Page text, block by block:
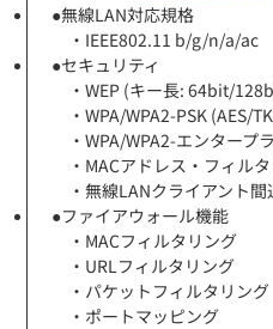
●無線LAN対応規格
・IEEE802.11 b/g/n/a/ac
●セキュリティ
・WEP (キー長: 64bit/
・WPA/WPA2-PSK (AES/
・WPA/WPA2-エンタープ
・MACアドレス・フィル
・無線LANクライアント
●ファイアウォール機能
・MACフィルタリング
・URLフィルタリング
・パケットフィルタリング
・ポートマッピング